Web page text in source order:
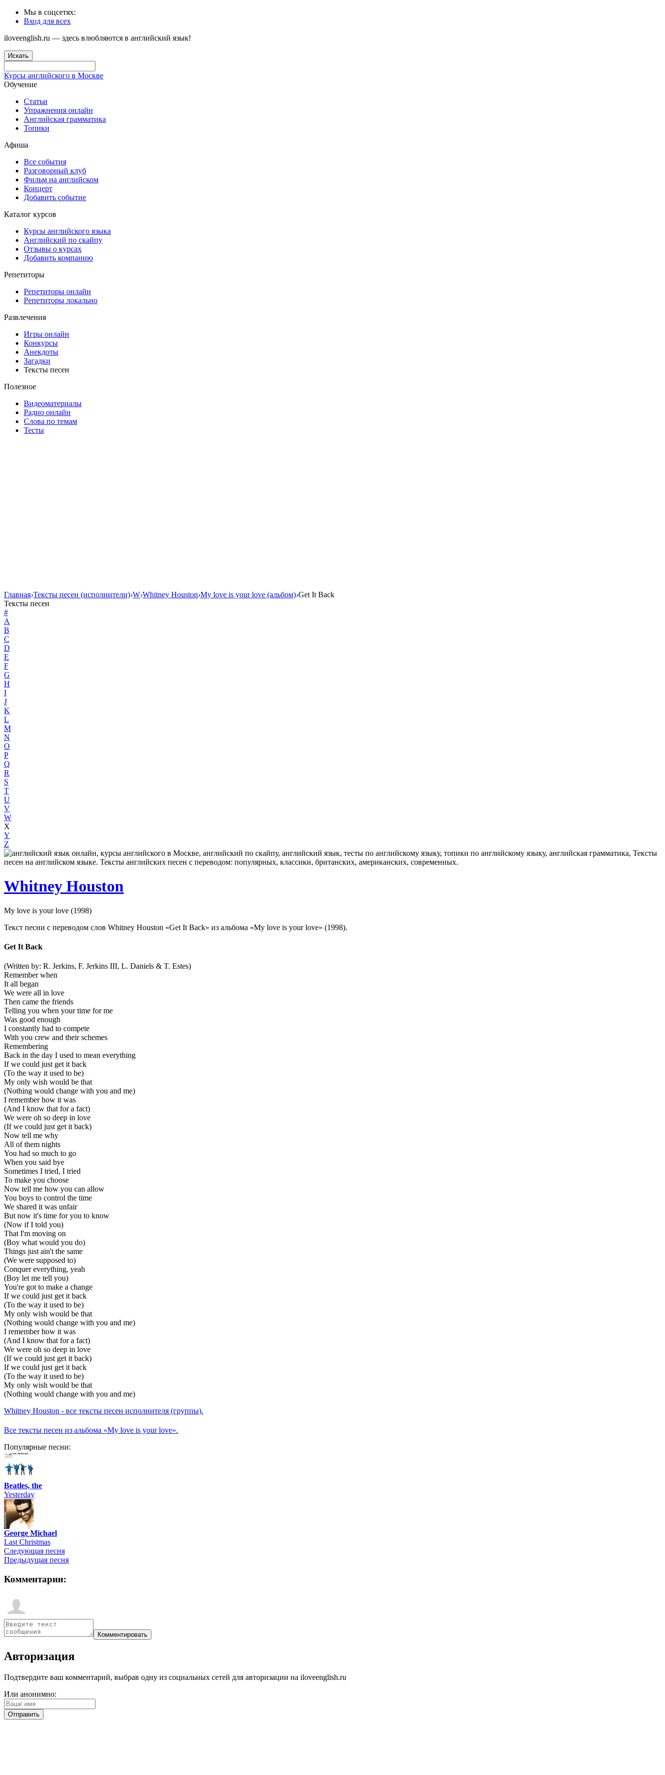
Мы в соцсетях:
Вход для всех
iloveenglish.ru — здесь влюбляются в английский язык!
Искать
Курсы английского в Москве
Обучение
Статьи
Упражнения онлайн
Английская грамматика
Топики
Афиша
Все события
Разговорный клуб
Фильм на английском
Концерт
Добавить событие
Каталог курсов
Курсы английского языка
Английский по скайпу
Отзывы о курсах
Добавить компанию
Репетиторы
Репетиторы онлайн
Репетиторы локально
Развлечения
Игры онлайн
Конкурсы
Анекдоты
Загадки
Тексты песен
Полезное
Видеоматериалы
Радио онлайн
Слова по темам
Тесты
Главная›Тексты песен (исполнители)›W›Whitney Houston›My love is your love (альбом)›Get It Back
Тексты песен
#
A
B
C
D
E
F
G
H
I
J
K
L
M
N
O
P
Q
R
S
T
U
V
W
X
Y
Z
Whitney Houston
My love is your love (1998)
Текст песни с переводом слов Whitney Houston «Get It Back» из альбома «My love is your love» (1998).
Get It Back
(Written by: R. Jerkins, F. Jerkins III, L. Daniels & T. Estes)
Remember when
It all began
We were all in love
Then came the friends
Telling you when your time for me
Was good enough
I constantly had to compete
With you crew and their schemes
Remembering
Back in the day I used to mean everything
If we could just get it back
(To the way it used to be)
My only wish would be that
(Nothing would change with you and me)
I remember how it was
(And I know that for a fact)
We were oh so deep in love
(If we could just get it back)
Now tell me why
All of them nights
You had so much to go
When you said bye
Sometimes I tried, I tried
To make you choose
Now tell me how you can allow
You boys to control the time
We shared it was unfair
But now it's time for you to know
(Now if I told you)
That I'm moving on
(Boy what would you do)
Things just ain't the same
(We were supposed to)
Conquer everything, yeah
(Boy let me tell you)
You're got to make a change
If we could just get it back
(To the way it used to be)
My only wish would be that
(Nothing would change with you and me)
I remember how it was
(And I know that for a fact)
We were oh so deep in love
(If we could just get it back)
If we could just get it back
(To the way it used to be)
My only wish would be that
(Nothing would change with you and me)
Whitney Houston - все тексты песен исполнителя (группы).
Все тексты песен из альбома «My love is your love».
Популярные песни:
Beatles, the
Yesterday
George Michael
Last Christmas
Следующая песня
Предыдущая песня
Комментарии:
Авторизация
Подтвердите ваш комментарий, выбрав одну из социальных сетей для авторизации на iloveenglish.ru
Или анонимно: